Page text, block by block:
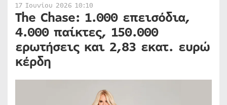
17 Ιουνίου 2026 10:10
The Chase: 1.000 επεισόδια,
4.000 παίκτες, 150.000
ερωτήσεις και 2,83 εκατ. ευρώ
κέρδη